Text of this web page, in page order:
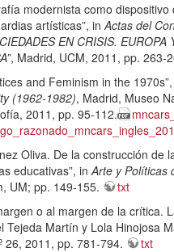
modernista como dispositivo
artísticas”, inActas del
EN CRISIS. EUROPA
, Madrid, UCM, 2011, pp. 263-
and Feminism in the
(1962-1982), Madrid, Museo
2011, pp. 95-112.
Oliva. De la construcción de
educativas”, inArte y Políticas
UM; pp. 149-155.
txt
o al margen de la crítica.
Tejeda Martín y Lola Hinojosa
26, 2011, pp. 781-794.
txt